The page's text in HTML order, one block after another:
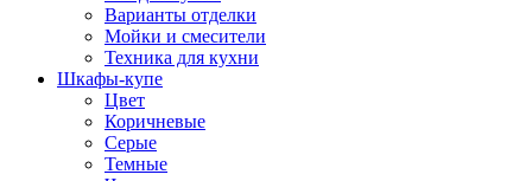
Варианты отделки
Мойки и смесители
Техника для кухни
Шкафы-купе
Цвет
Коричневые
Серые
Темные